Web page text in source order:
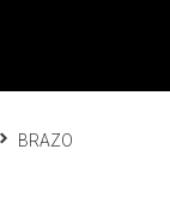
BRAZO